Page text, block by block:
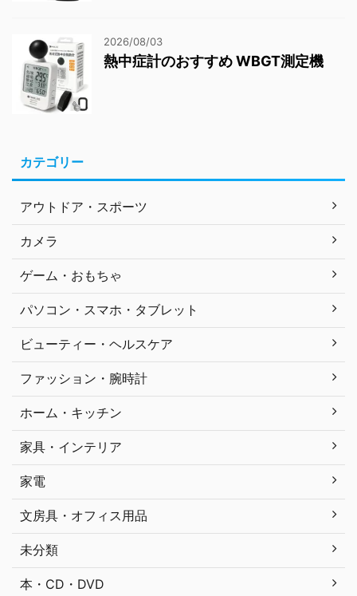
2026/08/03
熱中症計のおすすめ WBGT測定機
カテゴリー
アウトドア・スポーツ
カメラ
ゲーム・おもちゃ
パソコン・スマホ・タブレット
ビューティー・ヘルスケア
ファッション・腕時計
ホーム・キッチン
家具・インテリア
家電
文房具・オフィス用品
未分類
本・CD・DVD